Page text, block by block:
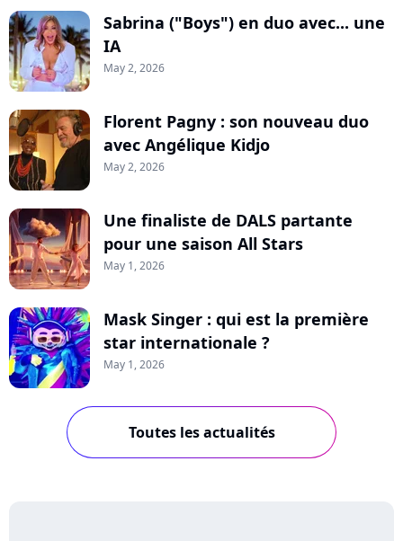
Sabrina ("Boys") en duo avec... une
IA
May 2, 2026
Florent Pagny : son nouveau duo
avec Angélique Kidjo
May 2, 2026
Une finaliste de DALS partante
pour une saison All Stars
May 1, 2026
Mask Singer : qui est la première
star internationale ?
May 1, 2026
Toutes les actualités